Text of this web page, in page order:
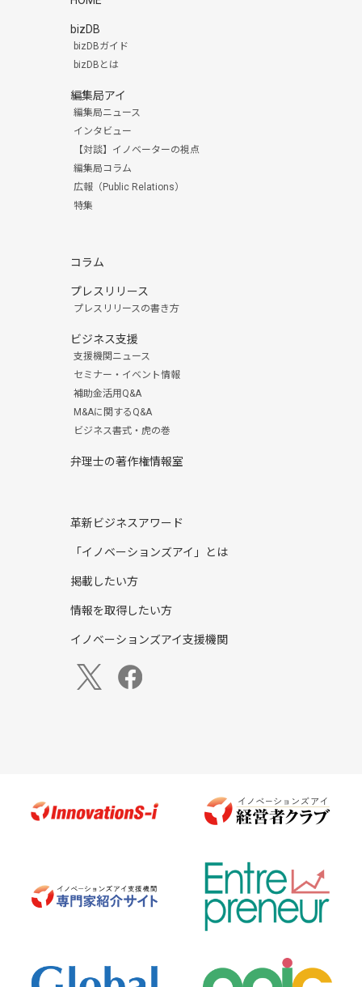
bizDB
bizDBガイド
bizDBとは
編集局アイ
編集局ニュース
インタビュー
【対談】イノベーターの視点
編集局コラム
広報（Public Relations）
特集
コラム
プレスリリース
プレスリリースの書き方
ビジネス支援
支援機関ニュース
セミナー・イベント情報
補助金活用Q&A
M&Aに関するQ&A
ビジネス書式・虎の巻
弁理士の著作権情報室
革新ビジネスアワード
「イノベーションズアイ」とは
掲載したい方
情報を取得したい方
イノベーションズアイ支援機関